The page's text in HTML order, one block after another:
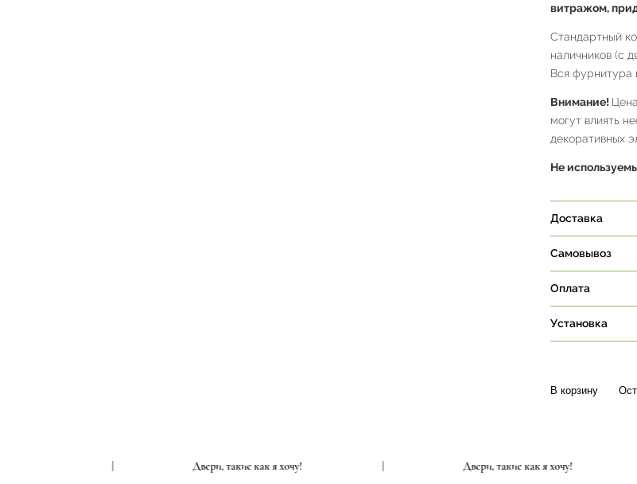
витражом,
Стандартный
наличников (с
Вся фурнитура
Внимание!
могут влиять
декоративных
Не
Доставка
Самовывоз
Оплата
Установка
В корзину
Двери, такие как я хочу! Двери, такие как я хочу!